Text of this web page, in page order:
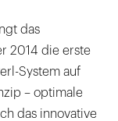
das
2014 die erste
System auf
– optimale
das innovative